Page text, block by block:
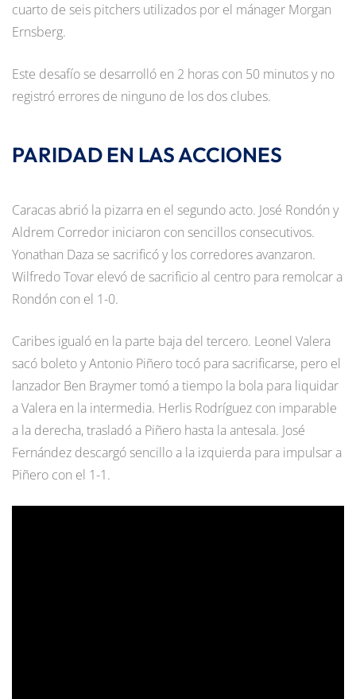
cuarto de seis pitchers utilizados por el mánager Morgan
Ernsberg.
Este desafío se desarrolló en 2 horas con 50 minutos y no
registró errores de ninguno de los dos clubes.
PARIDAD EN LAS ACCIONES
Caracas abrió la pizarra en el segundo acto. José Rondón y
Aldrem Corredor iniciaron con sencillos consecutivos.
Yonathan Daza se sacrificó y los corredores avanzaron.
Wilfredo Tovar elevó de sacrificio al centro para remolcar a
Rondón con el 1-0.
Caribes igualó en la parte baja del tercero. Leonel Valera
sacó boleto y Antonio Piñero tocó para sacrificarse, pero el
lanzador Ben Braymer tomó a tiempo la bola para liquidar
a Valera en la intermedia. Herlis Rodríguez con imparable
a la derecha, trasladó a Piñero hasta la antesala. José
Fernández descargó sencillo a la izquierda para impulsar a
Piñero con el 1-1.